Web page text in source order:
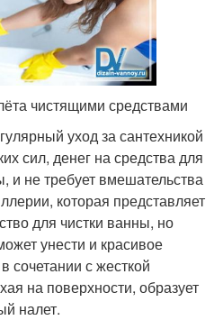
чистящими средствами
уход за сантехникой
сил, денег на средства для
и не требует вмешательства
которая представляет
для чистки ванны, но
унести и красивое
сочетании с жесткой
на поверхности, образует
налет.